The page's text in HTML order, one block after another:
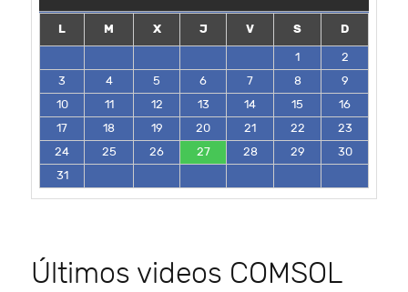
L M X J V S
D
1
2
3
4 5 6 7 8
9
10
11 12 13 14 15
16
17
18 19 20 21 22
23
24
25 26 27 28 29
30
31
Últimos videos COMSOL